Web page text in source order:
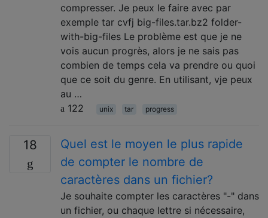
compresser. Je peux le faire avec par
exemple tar cvfj big-files.tar.bz2 folder-
with-big-files Le problème est que je ne
vois aucun progrès, alors je ne sais pas
combien de temps cela va prendre ou quoi
que ce soit du genre. En utilisant, vje peux
au …
122
unix tar progress
18
Quel est le moyen le plus rapide
de compter le nombre de
caractères dans un fichier?
Je souhaite compter les caractères "-" dans
un fichier, ou chaque lettre si nécessaire,